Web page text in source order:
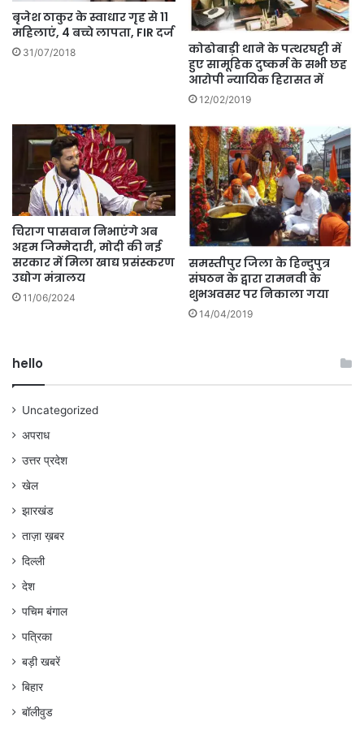
बृजेश ठाकुर के स्वाधार गृह से 11
महिलाएं, 4 बच्चे लापता, FIR दर्ज
31/07/2018
कोढोबाड़ी थाने के पत्थरघट्टी में
हुए सामूहिक दुष्कर्म के सभी छह
आरोपी न्यायिक हिरासत में
12/02/2019
चिराग पासवान निभाएंगे अब
अहम जिम्मेदारी, मोदी की नई
सरकार में मिला खाद्य प्रसंस्करण
उद्योग मंत्रालय
11/06/2024
समस्तीपुर जिला के हिन्दुपुत्र
संघठन के द्वारा रामनवी के
शुभअवसर पर निकाला गया
14/04/2019
hello
Uncategorized
अपराध
उत्तर प्रदेश
खेल
झारखंड
ताज़ा ख़बर
दिल्ली
देश
पचिम बंगाल
पत्रिका
बड़ी खबरें
बिहार
बॉलीवुड